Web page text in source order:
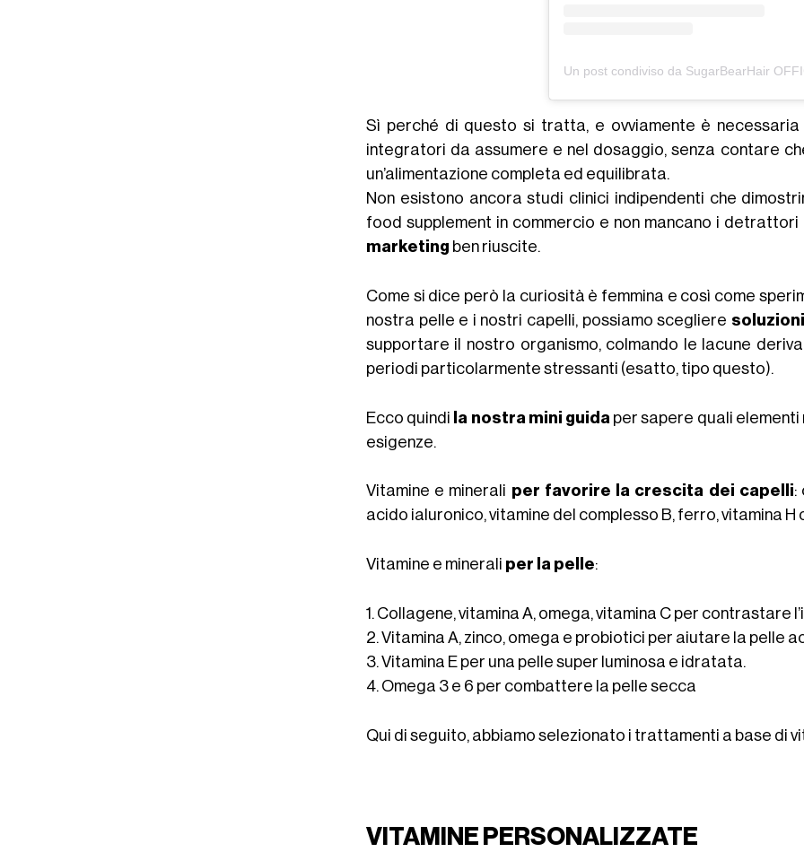
Sì perché di questo si tratta, e ovviamente è
integratori da assumere e nel dosaggio, senza contare
un’alimentazione completa ed equilibrata.
Non esistono ancora studi clinici indipendenti che
food supplement in commercio e non mancano i
marketing ben riuscite.
Come si dice però la curiosità è femmina e così come
nostra pelle e i nostri capelli, possiamo scegliere
supportare il nostro organismo, colmando le lacune
periodi particolarmente stressanti (esatto, tipo questo).
Ecco quindi la nostra mini guida per sapere quali
esigenze.
Vitamine e minerali per favorire la crescita dei capelli:
acido ialuronico, vitamine del complesso B, ferro, vitamina H
Vitamine e minerali per la pelle:
1. Collagene, vitamina A, omega, vitamina C per contrastare
2. Vitamina A, zinco, omega e probiotici per aiutare la pelle
3. Vitamina E per una pelle super luminosa e idratata.
4. Omega 3 e 6 per combattere la pelle secca
Qui di seguito, abbiamo selezionato i trattamenti a base di
VITAMINE PERSONALIZZATE